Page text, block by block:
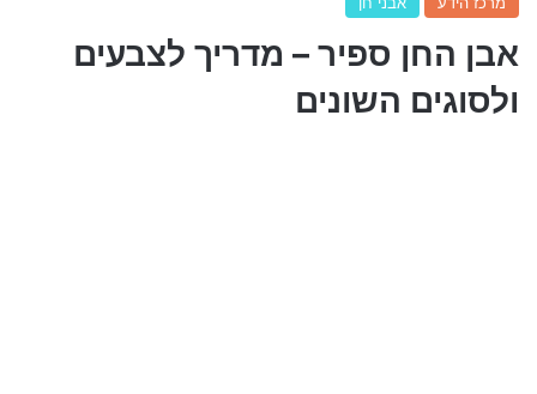
אבן החן ספיר – מדריך לצבעים
ולסוגים השונים